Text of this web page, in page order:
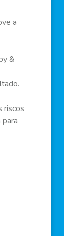
a
&
riscos